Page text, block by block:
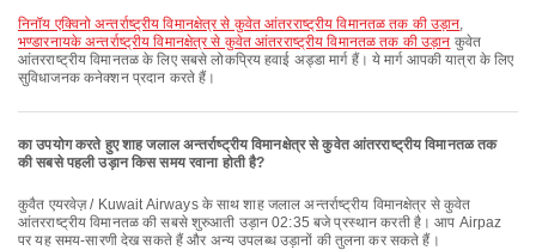
निनॉय एक्विनो अन्तर्राष्ट्रीय विमानक्षेत्र से कुवेत आंतरराष्ट्रीय विमानतळ तक की उड़ान,
भण्डारनायके अन्तर्राष्ट्रीय विमानक्षेत्र से कुवेत आंतरराष्ट्रीय विमानतळ तक की उड़ान कुवेत
आंतरराष्ट्रीय विमानतळ के लिए सबसे लोकप्रिय हवाई अड्डा मार्ग हैं। ये मार्ग आपकी यात्रा के लिए
सुविधाजनक कनेक्शन प्रदान करते हैं।
का उपयोग करते हुए शाह जलाल अन्तर्राष्ट्रीय विमानक्षेत्र से कुवेत आंतरराष्ट्रीय विमानतळ तक
की सबसे पहली उड़ान किस समय रवाना होती है?
कुवैत एयरवेज़ / Kuwait Airways के साथ शाह जलाल अन्तर्राष्ट्रीय विमानक्षेत्र से कुवेत
आंतरराष्ट्रीय विमानतळ की सबसे शुरुआती उड़ान 02:35 बजे प्रस्थान करती है। आप Airpaz
पर यह समय-सारणी देख सकते हैं और अन्य उपलब्ध उड़ानों की तुलना कर सकते हैं।